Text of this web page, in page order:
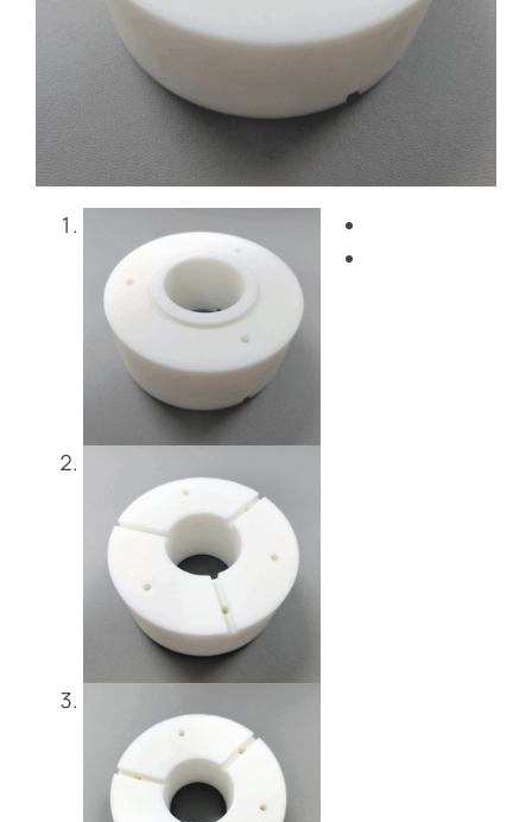
Свяжитесь с нами
Get Instant Quote